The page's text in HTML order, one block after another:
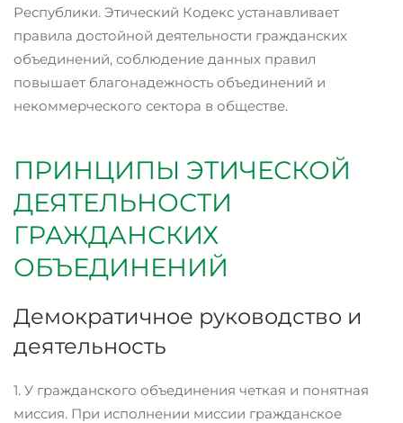
Республики. Этический Кодекс устанавливает
правила достойной деятельности гражданских
объединений, соблюдение данных правил
повышает благонадежность объединений и
некоммерческого сектора в обществе.
ПРИНЦИПЫ ЭТИЧЕСКОЙ
ДЕЯТЕЛЬНОСТИ
ГРАЖДАНСКИХ
ОБЪЕДИНЕНИЙ
Демократичное руководство и
деятельность
1. У гражданского объединения четкая и понятная
миссия. При исполнении миссии гражданское